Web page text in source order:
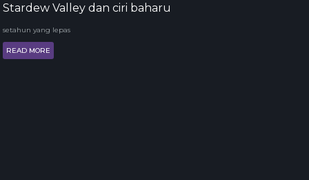
Stardew Valley dan ciri baharu
setahun yang lepas
READ MORE